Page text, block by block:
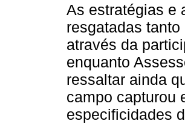
As estratégias e
resgatadas
através da
enquanto
ressaltar ainda
campo capturou
especificidades